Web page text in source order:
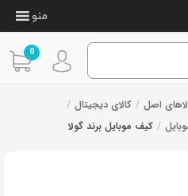
0
منو
اصل / کالای دیجیتال /
/ کیف موبایل برند گولا